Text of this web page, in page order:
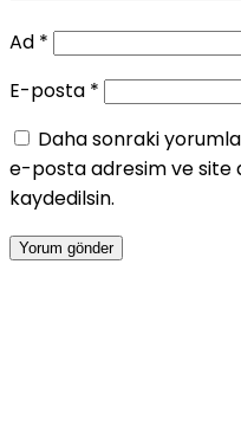
Ad *
E-posta *
Daha sonraki
e-posta adresim ve site
kaydedilsin.